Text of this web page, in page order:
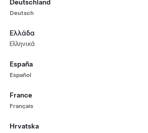
Deutschland
Deutsch
Ελλάδα
Ελληνικά
España
Español
France
Français
Hrvatska